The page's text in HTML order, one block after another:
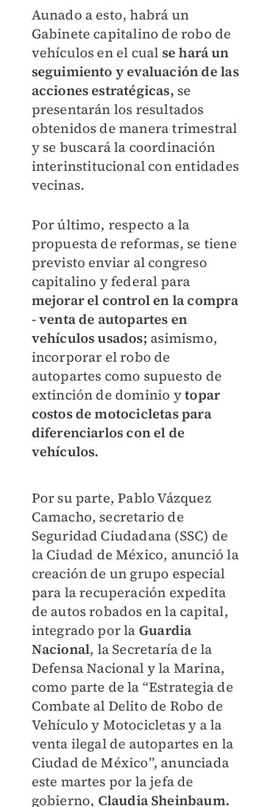
Aunado a esto, habrá un
Gabinete capitalino de robo de
vehículos en el cual se hará un
seguimiento y evaluación de las
acciones estratégicas, se
presentarán los resultados
obtenidos de manera trimestral
y se buscará la coordinación
interinstitucional con entidades
vecinas.
Por último, respecto a la
propuesta de reformas, se tiene
previsto enviar al congreso
capitalino y federal para
mejorar el control en la compra
- venta de autopartes en
vehículos usados; asimismo,
incorporar el robo de
autopartes como supuesto de
extinción de dominio ytopar
costos de motocicletas para
diferenciarlos con el de
vehículos.
Por su parte, Pablo Vázquez
Camacho, secretario de
Seguridad Ciudadana (SSC) de
la Ciudad de México, anunció la
creación de un grupo especial
para la recuperación expedita
de autos robados en la capital,
integrado por la Guardia
Nacional, la Secretaría de la
Defensa Nacional y la Marina,
como parte de la “Estrategia de
Combate al Delito de Robo de
Vehículo y Motocicletas y a la
venta ilegal de autopartes en la
Ciudad de México”, anunciada
este martes por la jefa de
gobierno, Claudia Sheinbaum.